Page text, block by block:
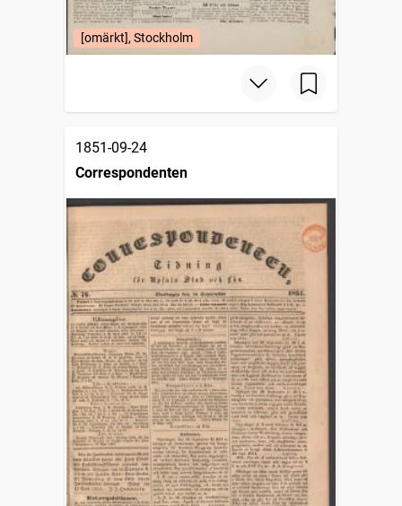
[omärkt], Stockholm
1851-09-24
Correspondenten